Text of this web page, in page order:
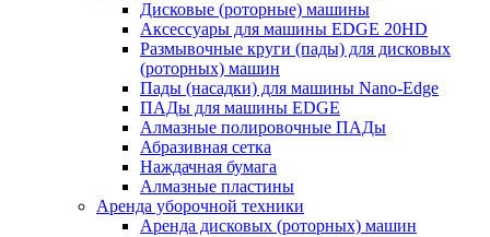
Дисковые (роторные) машины
Аксессуары для машины EDGE 20HD
Размывочные круги (пады) для дисковых
(роторных) машин
Пады (насадки) для машины Nano-Edge
ПАДы для машины EDGE
Алмазные полировочные ПАДы
Абразивная сетка
Наждачная бумага
Алмазные пластины
Аренда уборочной техники
Аренда дисковых (роторных) машин